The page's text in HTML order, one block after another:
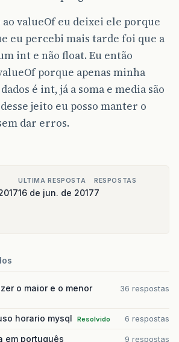
ao valueOf eu deixei ele porque
eu percebi mais tarde foi que a
int e não float. Eu então
porque apenas minha
é int, já a soma e media são
jeito eu posso manter o
dar erros.
ULTIMA RESPOSTA
16 de jun. de 2017
RESPOSTAS
7
o maior e o menor 36 respostas
horario mysql Resolvido 6 respostas
em português 9 respostas